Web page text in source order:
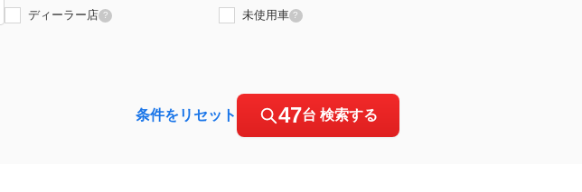
ディーラー店 ? 未使用車 ?
条件をリセット 47台 検索する